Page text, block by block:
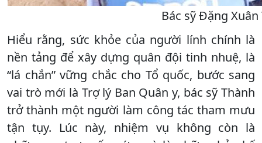
Bác sỹ Đặng
Hiểu rằng, sức khỏe của người lính chính là
nền tảng để xây dựng quân đội tinh nhuệ, là
“lá chắn” vững chắc cho Tổ quốc, bước sang
vai trò mới là Trợ lý Ban Quân y, bác sỹ Thành
trở thành một người làm công tác tham mưu
tận tụy. Lúc này, nhiệm vụ không còn là